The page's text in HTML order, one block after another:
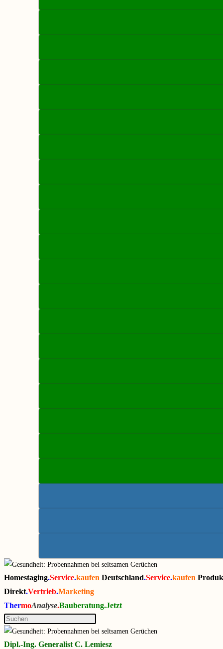
Homestaging.Service.kaufen Deutschland.Service.kaufen
Direkt.Vertrieb.Marketing
ThermoAnalyse.Bauberatung.Jetzt
Dipl.-Ing. Generalist C. Lemiesz